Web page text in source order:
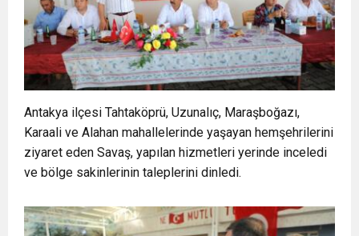
Antakya ilçesi Tahtaköprü, Uzunalıç, Maraşboğazı,
Karaali ve Alahan mahallelerinde yaşayan hemşehrilerini
ziyaret eden Savaş, yapılan hizmetleri yerinde inceledi
ve bölge sakinlerinin taleplerini dinledi.